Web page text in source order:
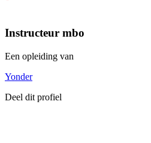
Instructeur mbo
Een opleiding van
Yonder
Deel dit profiel